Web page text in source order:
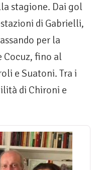
stagione. Dai gol
di Gabrielli,
per la
Cocuz, fino al
e Suatoni. Tra i
di Chironi e